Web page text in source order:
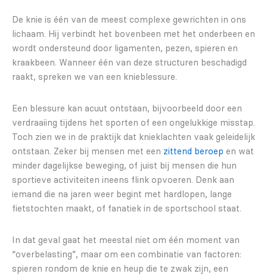
De knie is één van de meest complexe gewrichten in ons
lichaam. Hij verbindt het bovenbeen met het onderbeen en
wordt ondersteund door ligamenten, pezen, spieren en
kraakbeen. Wanneer één van deze structuren beschadigd
raakt, spreken we van een knieblessure.
Een blessure kan acuut ontstaan, bijvoorbeeld door een
verdraaiing tijdens het sporten of een ongelukkige misstap.
Toch zien we in de praktijk dat knieklachten vaak geleidelijk
ontstaan. Zeker bij mensen met een zittend beroep en wat
minder dagelijkse beweging, of juist bij mensen die hun
sportieve activiteiten ineens flink opvoeren. Denk aan
iemand die na jaren weer begint met hardlopen, lange
fietstochten maakt, of fanatiek in de sportschool staat.
In dat geval gaat het meestal niet om één moment van
“overbelasting”, maar om een combinatie van factoren:
spieren rondom de knie en heup die te zwak zijn, een